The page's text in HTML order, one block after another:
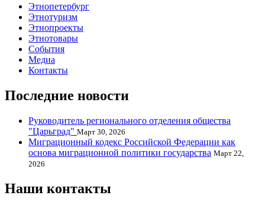
Этнопетербург
Этнотуризм
Этнопроекты
Этнотовары
События
Медиа
Контакты
Последние новости
Руководитель регионального отделения общества
"Царьград" Март 30, 2026
Миграционный кодекс Российской Федерации как
основа миграционной политики государства Март 22,
2026
Наши контакты